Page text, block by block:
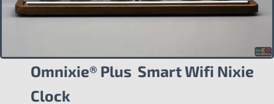
Omnixie® Plus Smart Wifi Nixie
Clock